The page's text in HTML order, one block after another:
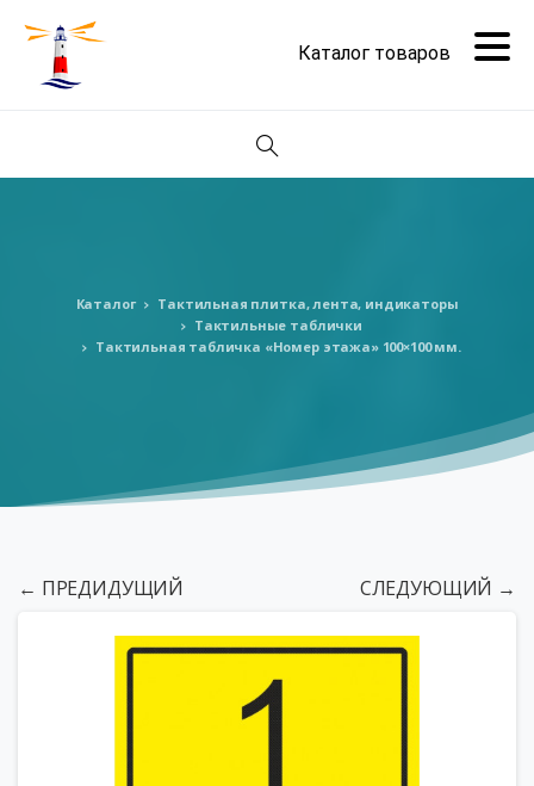
Поиск
Каталог
Тактильная плитка, лента, индикаторы
Тактильные таблички
Тактильная табличка «Номер этажа» 100×100 мм.
← ПРЕДИДУЩИЙ СЛЕДУЮЩИЙ →